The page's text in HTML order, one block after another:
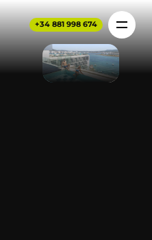
+34 881 998 674